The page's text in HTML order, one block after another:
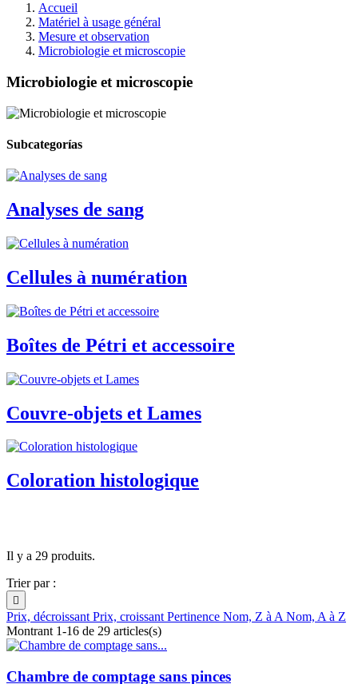
Accueil
Matériel à usage général
Mesure et observation
Microbiologie et microscopie
Microbiologie et microscopie
Subcategorías
Analyses de sang
Cellules à numération
Boîtes de Pétri et accessoire
Couvre-objets et Lames
Coloration histologique
Il y a 29 produits.
Trier par :

Prix, décroissant Prix, croissant Pertinence Nom, Z à A Nom, A à Z
Montrant 1-16 de 29 articles(s)
Chambre de comptage sans pinces